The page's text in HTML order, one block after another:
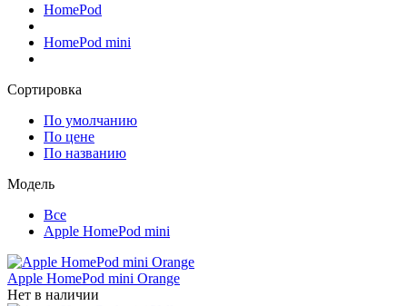
HomePod
HomePod mini
Сортировка
По умолчанию
По цене
По названию
Модель
Все
Apple HomePod mini
Apple HomePod mini Orange
Нет в наличии